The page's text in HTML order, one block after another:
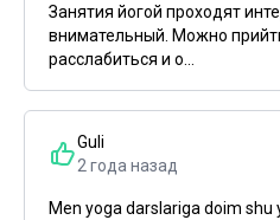
Занятия йогой проходят
внимательный. Можно
расслабиться и о...
Guli
2 года назад
Men yoga darslariga doim